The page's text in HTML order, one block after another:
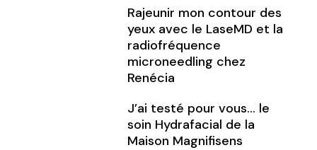
Rajeunir mon contour des
yeux avec le LaseMD et la
radiofréquence
microneedling chez
Renécia
J’ai testé pour vous… le
soin Hydrafacial de la
Maison Magnifisens